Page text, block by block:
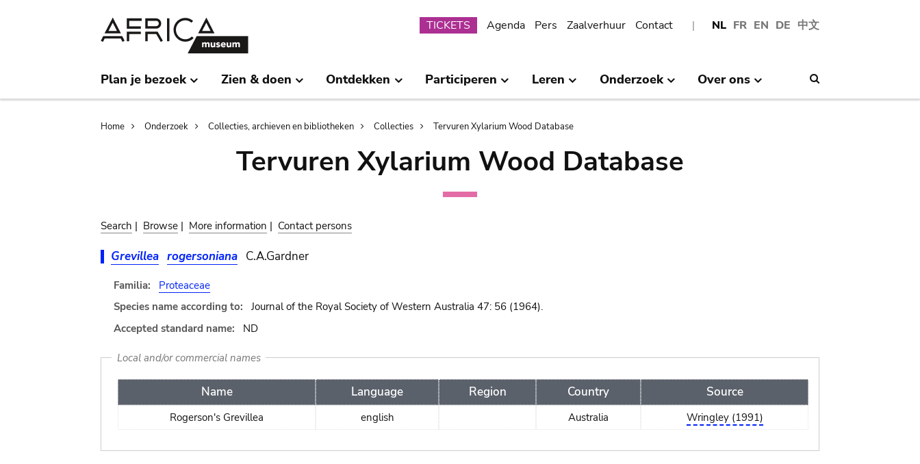
NL FR EN DE 中文
Submenu
TICKETS Agenda Pers Zaalverhuur Contact
Plan je bezoek Zien & doen Ontdekken Participeren Leren Onderzoek Over ons
Breadcrumb
Home Onderzoek Collecties, archieven en bibliotheken Collecties Tervuren Xylarium Wood Database
Tervuren Xylarium Wood Database
Search | Browse | More information | Contact persons
Grevillea rogersoniana C.A.Gardner
Familia:
Proteaceae
Species name according to:
Journal of the Royal Society of Western Australia 47: 56 (1964).
Accepted standard name:
ND
Local and/or commercial names
Name Language Region Country Source
Rogerson's Grevillea english Australia Wringley (1991)